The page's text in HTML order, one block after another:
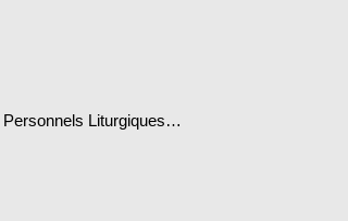
Liturgiques…